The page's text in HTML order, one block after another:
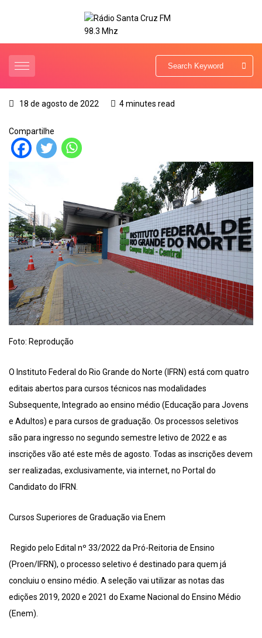
18 de agosto de 2022 4 minutes read
Compartilhe
Foto: Reprodução
O Instituto Federal do Rio Grande do Norte (IFRN) está com quatro
editais abertos para cursos técnicos nas modalidades
Subsequente, Integrado ao ensino médio (Educação para Jovens
e Adultos) e para cursos de graduação. Os processos seletivos
são para ingresso no segundo semestre letivo de 2022 e as
inscrições vão até este mês de agosto. Todas as inscrições devem
ser realizadas, exclusivamente, via internet, no Portal do
Candidato do IFRN.
Cursos Superiores de Graduação via Enem
Regido pelo Edital nº 33/2022 da Pró-Reitoria de Ensino
(Proen/IFRN), o processo seletivo é destinado para quem já
concluiu o ensino médio. A seleção vai utilizar as notas das
edições 2019, 2020 e 2021 do Exame Nacional do Ensino Médio
(Enem).